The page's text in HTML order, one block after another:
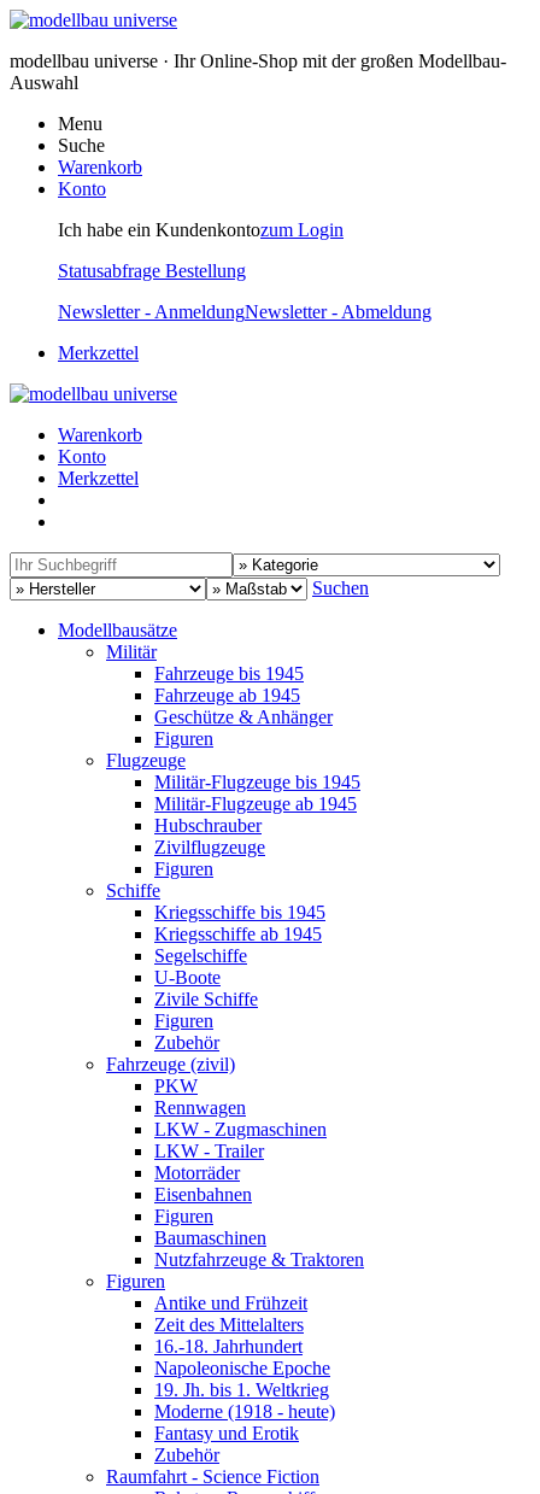
modellbau universe · Ihr Online-Shop mit der großen Modellbau-
Auswahl
Menu
Suche
Warenkorb
Konto
Ich habe ein Kundenkontozum Login
Statusabfrage Bestellung
Newsletter - AnmeldungNewsletter - Abmeldung
Merkzettel
Warenkorb
Konto
Merkzettel
Suchen
Modellbausätze
Militär
Fahrzeuge bis 1945
Fahrzeuge ab 1945
Geschütze & Anhänger
Figuren
Flugzeuge
Militär-Flugzeuge bis 1945
Militär-Flugzeuge ab 1945
Hubschrauber
Zivilflugzeuge
Figuren
Schiffe
Kriegsschiffe bis 1945
Kriegsschiffe ab 1945
Segelschiffe
U-Boote
Zivile Schiffe
Figuren
Zubehör
Fahrzeuge (zivil)
PKW
Rennwagen
LKW - Zugmaschinen
LKW - Trailer
Motorräder
Eisenbahnen
Figuren
Baumaschinen
Nutzfahrzeuge & Traktoren
Figuren
Antike und Frühzeit
Zeit des Mittelalters
16.-18. Jahrhundert
Napoleonische Epoche
19. Jh. bis 1. Weltkrieg
Moderne (1918 - heute)
Fantasy und Erotik
Zubehör
Raumfahrt - Science Fiction